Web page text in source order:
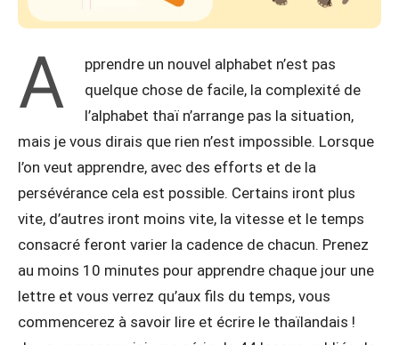
A
pprendre un nouvel alphabet n’est pas
quelque chose de facile, la complexité de
l’alphabet thaï n’arrange pas la situation,
mais je vous dirais que rien n’est impossible. Lorsque
l’on veut apprendre, avec des efforts et de la
persévérance cela est possible. Certains iront plus
vite, d’autres iront moins vite, la vitesse et le temps
consacré feront varier la cadence de chacun. Prenez
au moins 10 minutes pour apprendre chaque jour une
lettre et vous verrez qu’aux fils du temps, vous
commencerez à savoir lire et écrire le thaïlandais !